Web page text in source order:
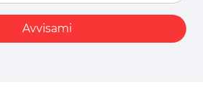
Avvisami